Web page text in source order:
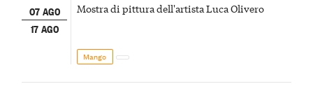
07 AGO
17 AGO
Mostra di pittura dell'artista Luca Olivero
Mango